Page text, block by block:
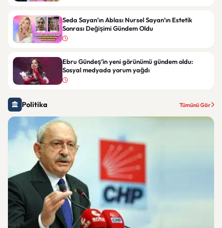
Seda Sayan’ın Ablası Nursel Sayan’ın Estetik
Sonrası Değişimi Gündem Oldu
Ebru Gündeş’in yeni görünümü gündem oldu:
Sosyal medyada yorum yağdı
Politika Tümünü Gör